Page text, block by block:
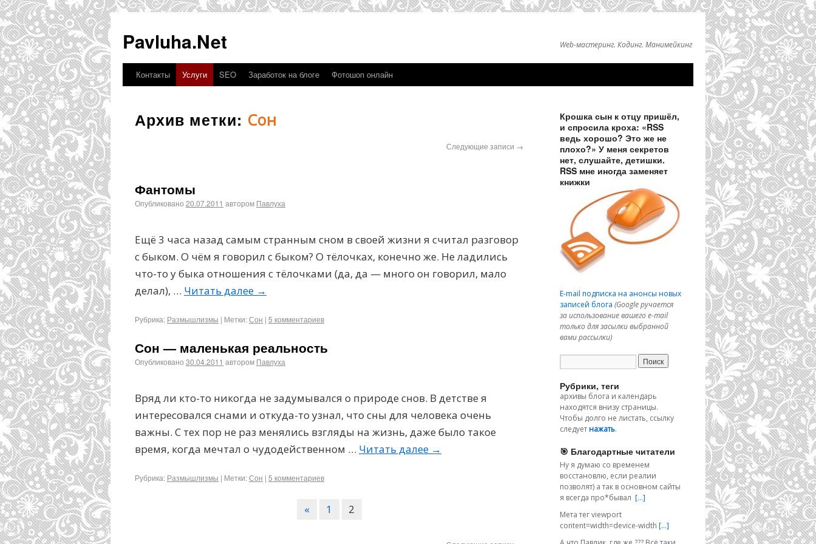
Pavluha.Net Web-мастеринг. Кодинг. Манимейкинг
Контакты Услуги SEO Заработок на блоге Фотошоп онлайн
Архив метки: Сон
Следующие записи →
Фантомы
Опубликовано 20.07.2011 автором Павлуха
Ещё 3 часа назад самым странным сном в своей жизни я считал разговор
с быком. О чём я говорил с быком? О тёлочках, конечно же. Не ладились
что-то у быка отношения с тёлочками (да, да — много он говорил, мало
делал), … Читать далее →
Рубрика: Размышлизмы | Метки:Сон | 5 комментариев
Сон — маленькая реальность
Опубликовано 30.04.2011 автором Павлуха
Вряд ли кто-то никогда не задумывался о природе снов. В детстве я
интересовался снами и откуда-то узнал, что сны для человека очень
важны. С тех пор не раз менялись взгляды на жизнь, даже было такое
время, когда мечтал о чудодейственном … Читать далее →
Рубрика: Размышлизмы | Метки:Сон | 5 комментариев
« 1 2
Крошка сын к отцу пришёл,
и спросила кроха: «RSS
ведь хорошо? Это же не
плохо?» У меня секретов
нет, слушайте, детишки.
RSS мне иногда заменяет
книжки
E-mail подписка на анонсы новых
записей блога (Google ручается
за использование вашего e-mail
только для засылки выбранной
вами рассылки)
Рубрики, теги
архивы блога и календарь
находятся внизу страницы.
Чтобы долго не листать, ссылку
следуетнажать.
🎯 Благодартные читатели
Ну я думаю со временем
восстановлю, если реалии
позволят) а так в основном сайты
я всегда про*бывал […]
Мета тег viewport
content=width=device-width […]